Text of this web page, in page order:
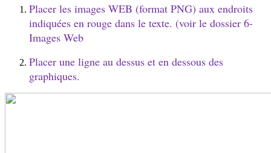
Placer les images WEB (format PNG) aux endroits
indiquées en rouge dans le texte. (voir le dossier 6-
Images Web
Placer une ligne au dessus et en dessous des
graphiques.